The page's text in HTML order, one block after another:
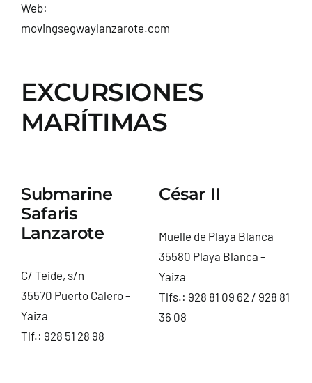
Web:
movingsegwaylanzarote.com
EXCURSIONES
MARÍTIMAS
Submarine
Safaris
Lanzarote
C/ Teide, s/n
35570 Puerto Calero –
Yaiza
Tlf.: 928 51 28 98
César II
Muelle de Playa Blanca
35580 Playa Blanca –
Yaiza
Tlfs.: 928 81 09 62 / 928 81
36 08